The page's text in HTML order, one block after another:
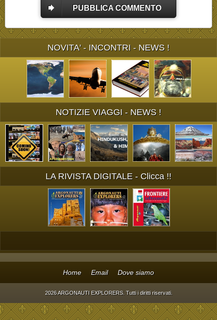
PUBBLICA COMMENTO
NOVITA' - INCONTRI - NEWS !
NOTIZIE VIAGGI - NEWS !
LA RIVISTA DIGITALE - Clicca !!
Home Email Dove siamo
2026 ARGONAUTI EXPLORERS. Tutti i diritti riservati.